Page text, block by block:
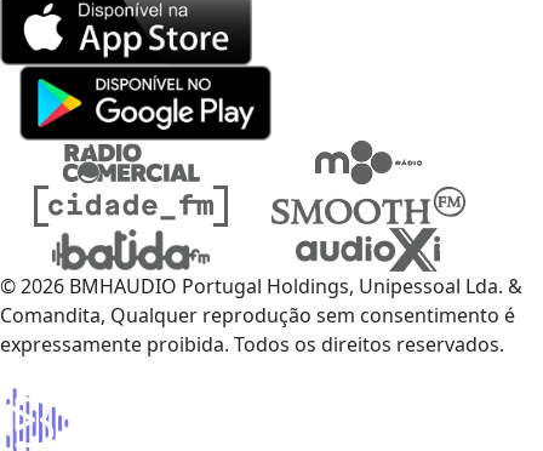
© 2026 BMHAUDIO Portugal Holdings, Unipessoal Lda. &
Comandita, Qualquer reprodução sem consentimento é
expressamente proibida. Todos os direitos reservados.